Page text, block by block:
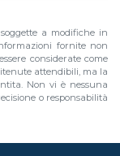
a modifiche in
fornite non
considerate come
attendibili, ma la
Non vi è nessuna
o responsabilità